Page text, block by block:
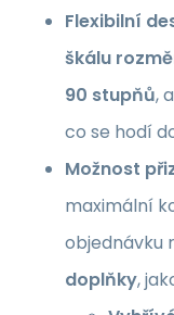
Flexibilní
škálu
90 stupňů,
co se hodí
Možnost
maximální
objednávku
doplňky,